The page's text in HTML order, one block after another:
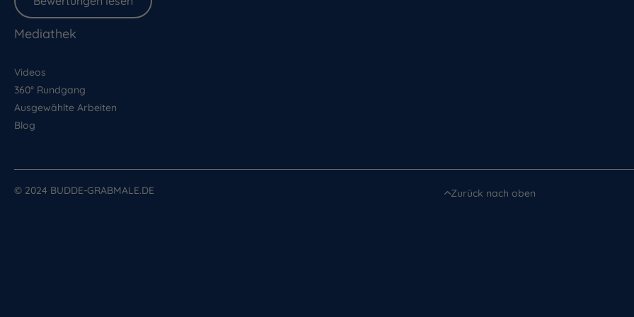
Mediathek
Videos
360° Rundgang
Ausgewählte Arbeiten
Blog
© 2024 BUDDE-GRABMALE.DE Zurück nach oben